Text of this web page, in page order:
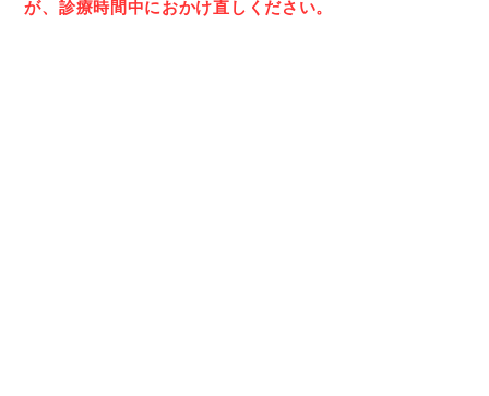
トラブル
が、診療時間中におかけ直しください。